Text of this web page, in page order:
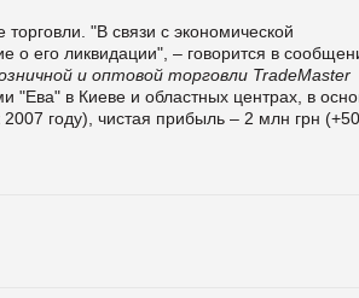
"В связи с экономической
о его ликвидации", – говорится в
и оптовой торговли TradeMaster
"Ева" в Киеве и областных центрах, в
году), чистая прибыль – 2 млн грн